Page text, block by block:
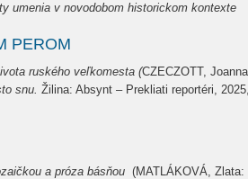
umenia v novodobom historickom kontexte
PEROM
ruského veľkomesta (CZECZOTT,
snu. Žilina: Absynt – Prekliati reportéri,
a próza básňou (MATLÁKOVÁ,